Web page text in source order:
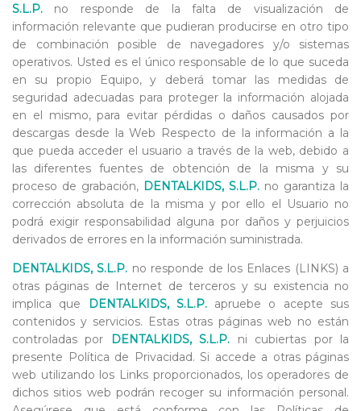
S.L.P. no responde de la falta de visualización de
información relevante que pudieran producirse en otro tipo
de combinación posible de navegadores y/o sistemas
operativos. Usted es el único responsable de lo que suceda
en su propio Equipo, y deberá tomar las medidas de
seguridad adecuadas para proteger la información alojada
en el mismo, para evitar pérdidas o daños causados por
descargas desde la Web Respecto de la información a la
que pueda acceder el usuario a través de la web, debido a
las diferentes fuentes de obtención de la misma y su
proceso de grabación, DENTALKIDS, S.L.P. no garantiza la
corrección absoluta de la misma y por ello el Usuario no
podrá exigir responsabilidad alguna por daños y perjuicios
derivados de errores en la información suministrada.
DENTALKIDS, S.L.P. no responde de los Enlaces (LINKS) a
otras páginas de Internet de terceros y su existencia no
implica que
DENTALKIDS, S.L.P.apruebe o acepte sus
contenidos y servicios. Estas otras páginas web no están
controladas por
DENTALKIDS, S.L.P. ni cubiertas por la
presente Política de Privacidad. Si accede a otras páginas
web utilizando los Links proporcionados, los operadores de
dichos sitios web podrán recoger su información personal.